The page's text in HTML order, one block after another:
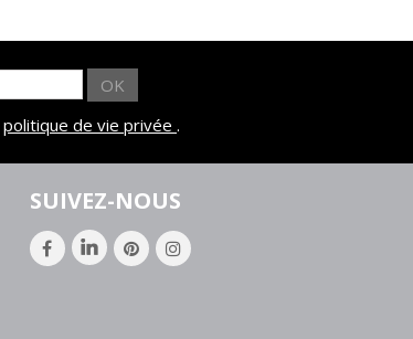
OK
politique de vie privée .
SUIVEZ-NOUS